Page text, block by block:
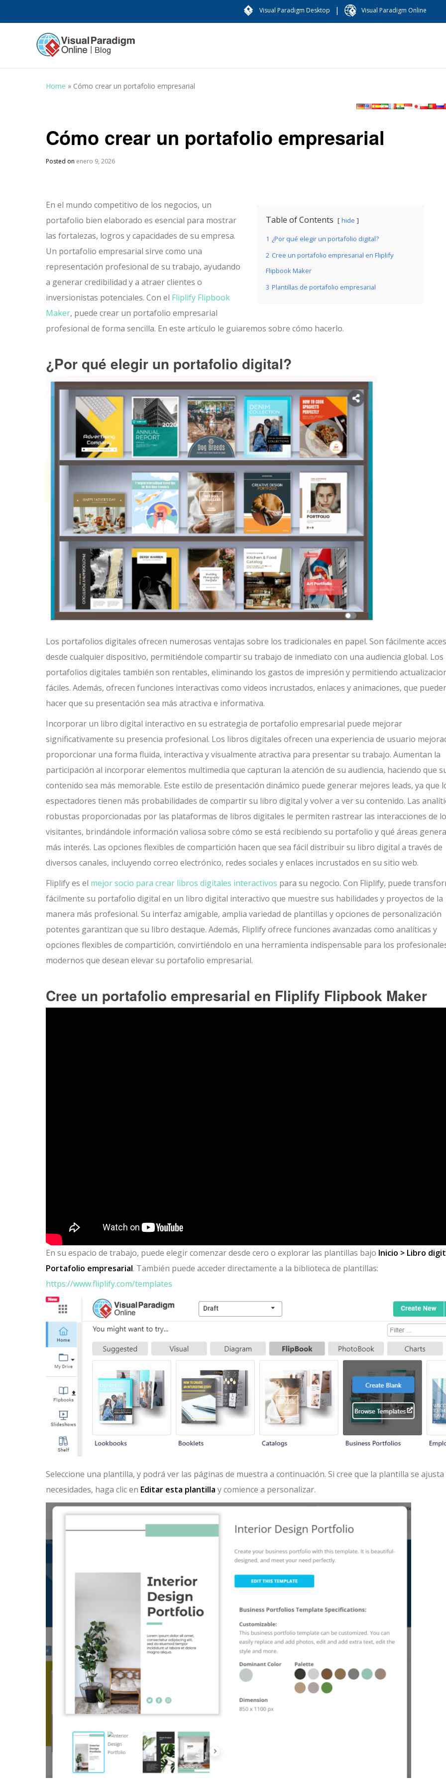
Visual Paradigm Desktop | Visual Paradigm Online
Home » Cómo crear un portafolio empresarial
Cómo crear un portafolio empresarial
Posted on enero 9, 2026
Table of Contents hide
1 ¿Por qué elegir un portafolio digital?
2 Cree un portafolio empresarial en Fliplify
Flipbook Maker
3 Plantillas de portafolio empresarial
En el mundo competitivo de los negocios, un
portafolio bien elaborado es esencial para mostrar
las fortalezas, logros y capacidades de su empresa.
Un portafolio empresarial sirve como una
representación profesional de su trabajo, ayudando
a generar credibilidad y a atraer clientes o
inversionistas potenciales. Con el Fliplify Flipbook
Maker, puede crear un portafolio empresarial
profesional de forma sencilla. En este artículo le guiaremos sobre cómo hacerlo.
¿Por qué elegir un portafolio digital?
Los portafolios digitales ofrecen numerosas ventajas sobre los tradicionales en papel. Son fácilmente
desde cualquier dispositivo, permitiéndole compartir su trabajo de inmediato con una audiencia global. Los
portafolios digitales también son rentables, eliminando los gastos de impresión y permitiendo
fáciles. Además, ofrecen funciones interactivas como videos incrustados, enlaces y animaciones, que
hacer que su presentación sea más atractiva e informativa.
Incorporar un libro digital interactivo en su estrategia de portafolio empresarial puede mejorar
significativamente su presencia profesional. Los libros digitales ofrecen una experiencia de usuario
proporcionar una forma fluida, interactiva y visualmente atractiva para presentar su trabajo. Aumentan la
participación al incorporar elementos multimedia que capturan la atención de su audiencia, haciendo que
contenido sea más memorable. Este estilo de presentación dinámico puede generar mejores leads, ya que
espectadores tienen más probabilidades de compartir su libro digital y volver a ver su contenido. Las
robustas proporcionadas por las plataformas de libros digitales le permiten rastrear las interacciones de
visitantes, brindándole información valiosa sobre cómo se está recibiendo su portafolio y qué áreas
más interés. Las opciones flexibles de compartición hacen que sea fácil distribuir su libro digital a través de
diversos canales, incluyendo correo electrónico, redes sociales y enlaces incrustados en su sitio web.
Fliplify es el mejor socio para crear libros digitales interactivos para su negocio. Con Fliplify, puede
fácilmente su portafolio digital en un libro digital interactivo que muestre sus habilidades y proyectos de la
manera más profesional. Su interfaz amigable, amplia variedad de plantillas y opciones de personalización
potentes garantizan que su libro destaque. Además, Fliplify ofrece funciones avanzadas como analíticas y
opciones flexibles de compartición, convirtiéndolo en una herramienta indispensable para los
modernos que desean elevar su portafolio empresarial.
Cree un portafolio empresarial en Fliplify Flipbook Maker
En su espacio de trabajo, puede elegir comenzar desde cero o explorar las plantillas bajo Inicio > Libro
Portafolio empresarial. También puede acceder directamente a la biblioteca de plantillas:
https://www.fliplify.com/templates
Seleccione una plantilla, y podrá ver las páginas de muestra a continuación. Si cree que la plantilla se ajusta
necesidades, haga clic en Editar esta plantilla y comience a personalizar.